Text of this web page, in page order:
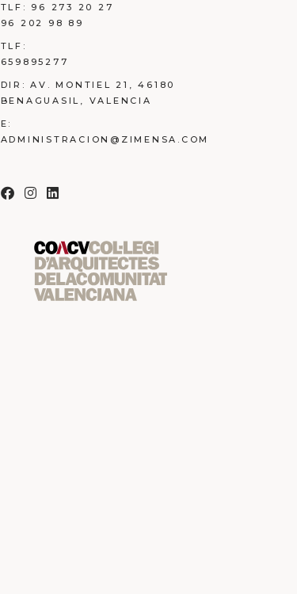
TLF: 96 273 20 27
96 202 98 89
TLF:
659895277
DIR:AV. MONTIEL 21, 46180
BENAGUASIL, VALENCIA
E:
ADMINISTRACION@ZIMENSA.COM